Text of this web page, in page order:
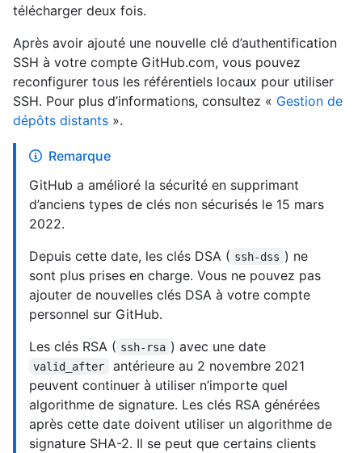
télécharger deux fois.
Après avoir ajouté une nouvelle clé d’authentification
SSH à votre compte GitHub.com, vous pouvez
reconfigurer tous les référentiels locaux pour utiliser
SSH. Pour plus d’informations, consultez « Gestion de
dépôts distants ».
Remarque
GitHub a amélioré la sécurité en supprimant
d’anciens types de clés non sécurisés le 15 mars
2022.
Depuis cette date, les clés DSA ( ssh-dss ) ne
sont plus prises en charge. Vous ne pouvez pas
ajouter de nouvelles clés DSA à votre compte
personnel sur GitHub.
Les clés RSA ( ssh-rsa ) avec une date
valid_after
antérieure au 2 novembre 2021
peuvent continuer à utiliser n’importe quel
algorithme de signature. Les clés RSA générées
après cette date doivent utiliser un algorithme de
signature SHA-2. Il se peut que certains clients